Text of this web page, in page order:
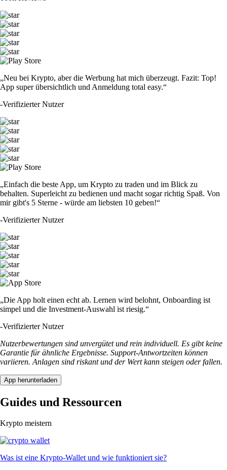
„Neu bei Krypto, aber die Werbung hat mich überzeugt. Fazit: Top!
App super übersichtlich und Anmeldung total easy.“
-Verifizierter Nutzer
„Einfach die beste App, um Krypto zu traden und im Blick zu
behalten. Superleicht zu bedienen und macht sogar richtig Spaß. Von
mir gibt's 5 Sterne - würde am liebsten 10 geben!“
-Verifizierter Nutzer
„Die App holt einen echt ab. Lernen wird belohnt, Onboarding ist
simpel und die Investment-Auswahl ist riesig.“
-Verifizierter Nutzer
Nutzerbewertungen sind unvergütet und rein individuell. Es gibt keine
Garantie für ähnliche Ergebnisse. Support-Antwortzeiten können
variieren. Anlagen sind riskant und der Wert kann steigen oder fallen.
App herunterladen
Guides und Ressourcen
Krypto meistern
Was ist eine Krypto-Wallet und wie funktioniert sie?